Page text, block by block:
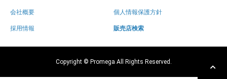
会社概要 個人情報保護方針
採用情報 販売店検索
Copyright © Promega All Rights Reserved.